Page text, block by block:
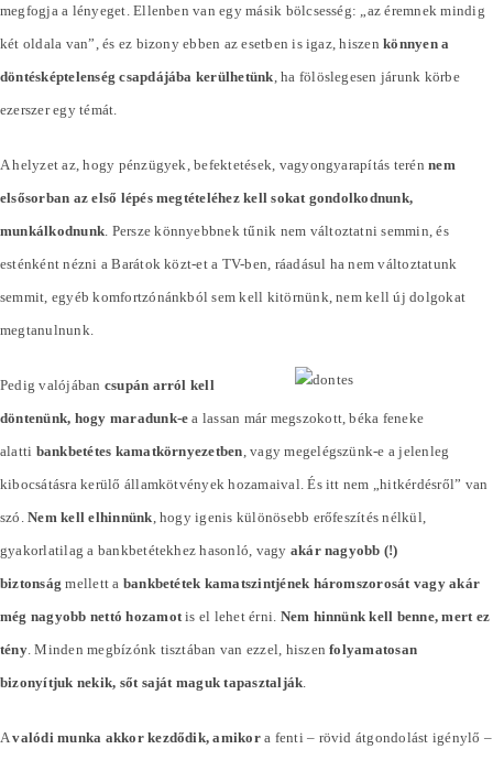
megfogja a lényeget. Ellenben van egy másik bölcsesség: „az éremnek mindig
két oldala van”, és ez bizony ebben az esetben is igaz, hiszenkönnyen a
döntésképtelenség csapdájába kerülhetünk , ha fölöslegesen járunk körbe
ezerszer egy témát.
A helyzet az, hogy pénzügyek, befektetések, vagyongyarapítás terénnem
elsősorban az első lépés megtételéhez kell sokat gondolkodnunk,
munkálkodnunk . Persze könnyebbnek tűnik nem változtatni semmin, és
esténként nézni a Barátok közt-et a TV-ben, ráadásul ha nem változtatunk
semmit, egyéb komfortzónánkból sem kell kitörnünk, nem kell új dolgokat
megtanulnunk.
Pedig valójában csupán arról kell
döntenünk, hogy maradunk-e a lassan már megszokott, béka feneke
alatti bankbetétes kamatkörnyezetben , vagy megelégszünk-e a jelenleg
kibocsátásra kerülő államkötvények hozamaival. És itt nem „hitkérdésről” van
szó.Nem kell elhinnünk , hogy igenis különösebb erőfeszítés nélkül,
gyakorlatilag a bankbetétekhez hasonló, vagy akár nagyobb (!)
biztonság mellett a bankbetétek kamatszintjének háromszorosát vagy akár
még nagyobb nettó hozamotis el lehet érni. Nem hinnünk kell benne, mert ez
tény. Minden megbízónk tisztában van ezzel, hiszenfolyamatosan
bizonyítjuk nekik, sőt saját maguk tapasztalják
Avalódi munka akkor kezdődik, amikora fenti – rövid átgondolást igénylő –